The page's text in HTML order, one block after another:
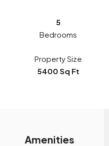
5
Bedrooms
Property Size
5400 Sq Ft
Amenities